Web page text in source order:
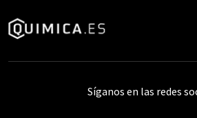
Síganos en las redes